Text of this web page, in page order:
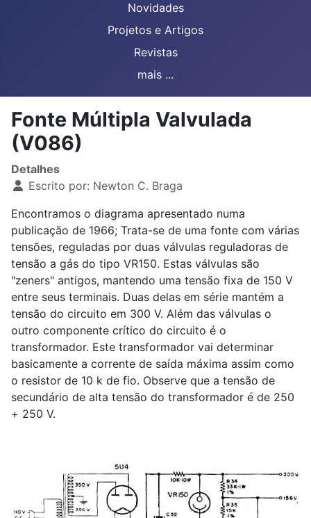
Novidades
Projetos e Artigos
Revistas
mais ...
Fonte Múltipla Valvulada
(V086)
Detalhes
Escrito por: Newton C. Braga
Encontramos o diagrama apresentado numa
publicação de 1966; Trata-se de uma fonte com várias
tensões, reguladas por duas válvulas reguladoras de
tensão a gás do tipo VR150. Estas válvulas são
"zeners" antigos, mantendo uma tensão fixa de 150 V
entre seus terminais. Duas delas em série mantém a
tensão do circuito em 300 V. Além das válvulas o
outro componente crítico do circuito é o
transformador. Este transformador vai determinar
basicamente a corrente de saída máxima assim como
o resistor de 10 k de fio. Observe que a tensão de
secundário de alta tensão do transformador é de 250
+ 250 V.